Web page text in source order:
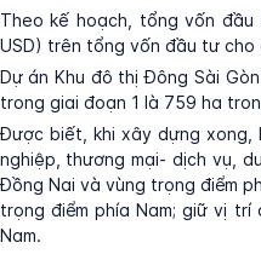
Theo kế hoạch, tổng vốn
USD) trên tổng vốn đầu tư cho
Dự án Khu đô thị Đông Sài
trong giai đoạn 1 là 759 ha
Được biết, khi xây dựng xong,
nghiệp, thương mại- dịch vụ,
Đồng Nai và vùng trọng điểm
trọng điểm phía Nam; giữ vị
Nam.